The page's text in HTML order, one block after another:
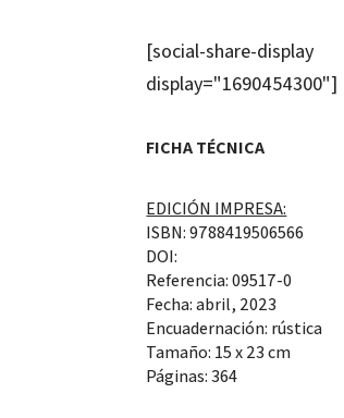
[social-share-display
display="1690454300"]
FICHA TÉCNICA
EDICIÓN IMPRESA:
ISBN: 9788419506566
DOI:
Referencia: 09517-0
Fecha: abril, 2023
Encuadernación: rústica
Tamaño: 15 x 23 cm
Páginas: 364